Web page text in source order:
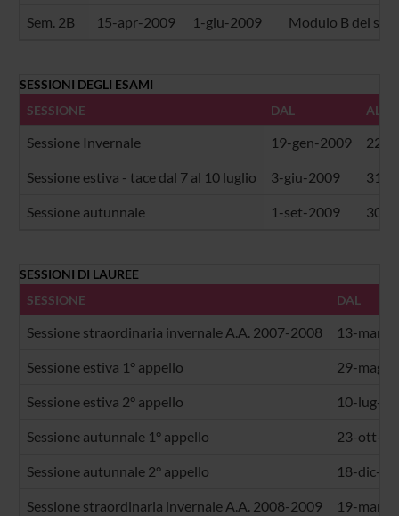
Sem. 2B 15-apr-2009 1-giu-2009 Modulo B del
SESSIONI DEGLI ESAMI
SESSIONE
DAL AL
Sessione Invernale 19-gen-2009 22-
Sessione estiva - tace dal 7 al 10 luglio 3-giu-2009 31-
Sessione autunnale 1-set-2009 30-
SESSIONI DI LAUREE
SESSIONE
DAL
Sessione straordinaria invernale A.A. 2007-2008 13-mar-
Sessione estiva 1° appello 29-mag-
Sessione estiva 2° appello 10-lug-
Sessione autunnale 1° appello 23-ott-
Sessione autunnale 2° appello 18-dic-
Sessione straordinaria invernale A.A. 2008-2009 19-mar-